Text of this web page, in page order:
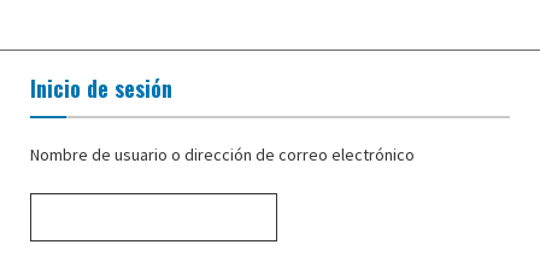
Inicio de sesión
Nombre de usuario o dirección de correo electrónico